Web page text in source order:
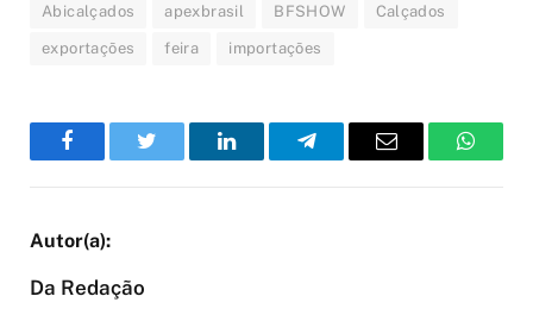
Abicalçados apexbrasil BFSHOW Calçados
exportações feira importações
FacebookTwitter LinkedInTelegramEmail
Da Redação